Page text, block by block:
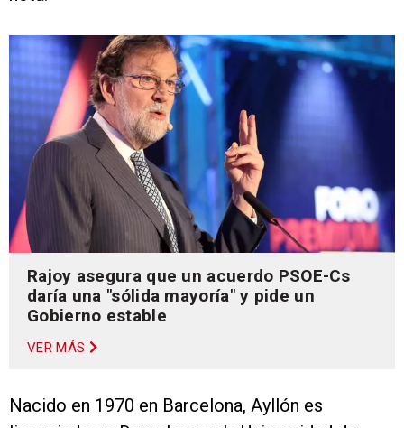
Rajoy asegura que un acuerdo PSOE-Cs
daría una "sólida mayoría" y pide un
Gobierno estable
VER MÁS
Nacido en 1970 en Barcelona, Ayllón es